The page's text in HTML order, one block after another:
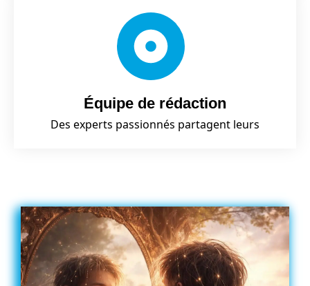
Équipe de rédaction
Des experts passionnés partagent leurs